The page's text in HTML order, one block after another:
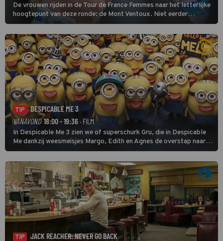
De vrouwen rijden in de Tour de France Femmes naar het letterlijke
hoogtepunt van deze ronde: de Mont Ventoux. Niet eerder
finishten de vrouwen voor deze koers op deze kale col uit de
buitencategorie. De aanloop naar de slotklim is vlak.
TIP
DESPICABLE ME 3
VANAVOND 18:00 - 19:36· FILM
In Despicable Me 3 zien we of superschurk Gru, die in Despicable
Me dankzij weesmeisjes Margo, Edith en Agnes de overstap naar
het rechte pad maakte, ook op dat pad weet te blijven.
TIP JACK REACHER: NEVER GO BACK